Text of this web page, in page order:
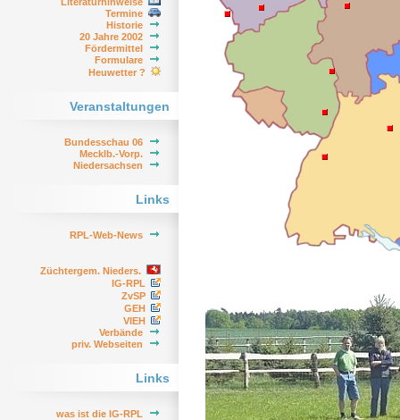
Termine
Historie
20 Jahre 2002
Fördermittel
Formulare
Heuwetter ?
Veranstaltungen
Bundesschau 06
Mecklb.-Vorp.
Niedersachsen
Links
RPL-Web-News
Züchtergem. Nieders.
IG-RPL
ZvSP
GEH
VIEH
Verbände
priv. Webseiten
Links
was ist die IG-RPL